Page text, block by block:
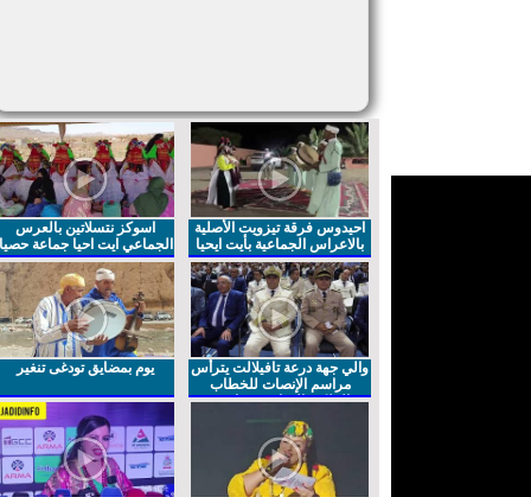
احيدوس فرقة تيزويت الأصلية
بالاعراس الجماعية بأيت ايحيا
اسوكز نتسلاتين بالعرس
الجماعي ايت احيا جماعة حصيا
والي جهة درعة تافيلالت يترأس
مراسم الإنصات للخطاب
الملكي السامي بمناسبة
يوم بمضايق تودغى تنغير